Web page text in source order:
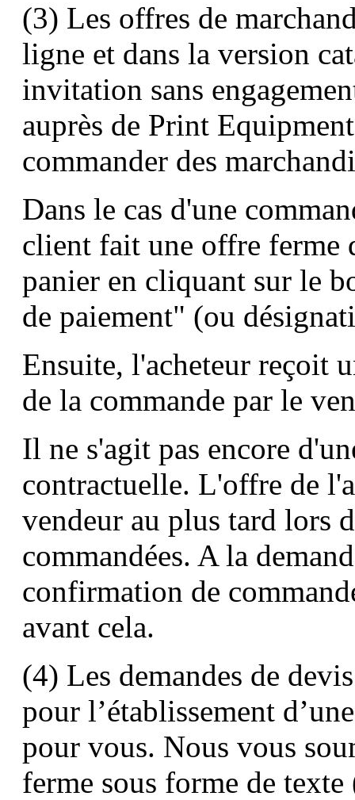
(3) Les offres de
ligne et dans la version
invitation sans
auprès de Print
commander des
Dans le cas d'une
client fait une offre ferme
panier en cliquant sur le
de paiement" (ou
Ensuite, l'acheteur reçoit
de la commande par le
Il ne s'agit pas encore
contractuelle. L'offre de
vendeur au plus tard lors
commandées. A la
confirmation de
avant cela.
(4) Les demandes de
pour l’établissement
pour vous. Nous vous
ferme sous forme de